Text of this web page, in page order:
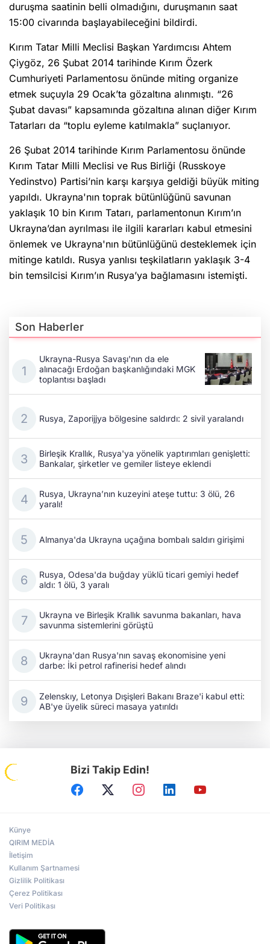
duruşma saatinin belli olmadığını, duruşmanın saat
15:00 civarında başlayabileceğini bildirdi.
Kırım Tatar Milli Meclisi Başkan Yardımcısı Ahtem
Çiygöz, 26 Şubat 2014 tarihinde Kırım Özerk
Cumhuriyeti Parlamentosu önünde miting organize
etmek suçuyla 29 Ocak’ta gözaltına alınmıştı. “26
Şubat davası” kapsamında gözaltına alınan diğer Kırım
Tatarları da “toplu eyleme katılmakla” suçlanıyor.
26 Şubat 2014 tarihinde Kırım Parlamentosu önünde
Kırım Tatar Milli Meclisi ve Rus Birliği (Russkoye
Yedinstvo) Partisi’nin karşı karşıya geldiği büyük miting
yapıldı. Ukrayna'nın toprak bütünlüğünü savunan
yaklaşık 10 bin Kırım Tatarı, parlamentonun Kırım’ın
Ukrayna’dan ayrılması ile ilgili kararları kabul etmesini
önlemek ve Ukrayna'nın bütünlüğünü desteklemek için
mitinge katıldı. Rusya yanlısı teşkilatların yaklaşık 3-4
bin temsilcisi Kırım’ın Rusya’ya bağlamasını istemişti.
Son Haberler
Ukrayna-Rusya Savaşı'nın da ele
alınacağı Erdoğan başkanlığındaki MGK
toplantısı başladı
Rusya, Zaporijjya bölgesine saldırdı: 2 sivil yaralandı
Birleşik Krallık, Rusya'ya yönelik yaptırımları genişletti:
Bankalar, şirketler ve gemiler listeye eklendi
Rusya, Ukrayna’nın kuzeyini ateşe tuttu: 3 ölü, 26
yaralı!
Almanya'da Ukrayna uçağına bombalı saldırı girişimi
Rusya, Odesa'da buğday yüklü ticari gemiyi hedef
aldı: 1 ölü, 3 yaralı
Ukrayna ve Birleşik Krallık savunma bakanları, hava
savunma sistemlerini görüştü
Ukrayna'dan Rusya'nın savaş ekonomisine yeni
darbe: İki petrol rafinerisi hedef alındı
Zelenskıy, Letonya Dışişleri Bakanı Braze'i kabul etti:
AB'ye üyelik süreci masaya yatırıldı
Bizi Takip Edin!
Künye
QIRIM MEDİA
İletişim
Kullanım Şartnamesi
Gizlilik Politikası
Çerez Politikası
Veri Politikası